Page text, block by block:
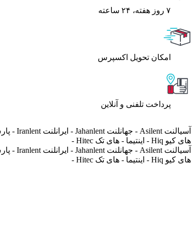
۷ روز ﻫﻔﺘﻪ، ۲۴ ﺳﺎﻋﺘﻪ
اﻣﮑﺎن ﺗﺤﻮﯾﻞ اﮐﺴﭙﺮس
پرداخت تلفنی و آنلاین
های کیو Hiq - اینتیما - های تک Hitec -
های کیو Hiq - اینتیما - های تک Hitec -